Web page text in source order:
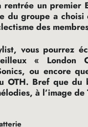
un premier
du groupe a
des
vous pourrez
«
London
ou encore
OTH. Bref que du
à l’image de